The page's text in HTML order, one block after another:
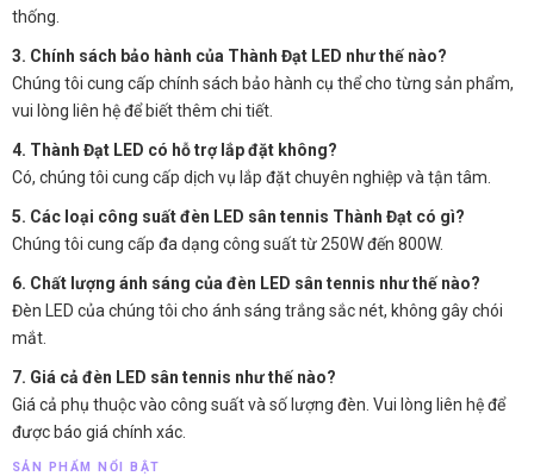
thống.
3. Chính sách bảo hành của Thành Đạt LED như thế nào?
Chúng tôi cung cấp chính sách bảo hành cụ thể cho từng sản phẩm,
vui lòng liên hệ để biết thêm chi tiết.
4. Thành Đạt LED có hỗ trợ lắp đặt không?
Có, chúng tôi cung cấp dịch vụ lắp đặt chuyên nghiệp và tận tâm.
5. Các loại công suất đèn LED sân tennis Thành Đạt có gì?
Chúng tôi cung cấp đa dạng công suất từ 250W đến 800W.
6. Chất lượng ánh sáng của đèn LED sân tennis như thế nào?
Đèn LED của chúng tôi cho ánh sáng trắng sắc nét, không gây chói
mắt.
7. Giá cả đèn LED sân tennis như thế nào?
Giá cả phụ thuộc vào công suất và số lượng đèn. Vui lòng liên hệ để
được báo giá chính xác.
SẢN PHẨM NỔI BẬT